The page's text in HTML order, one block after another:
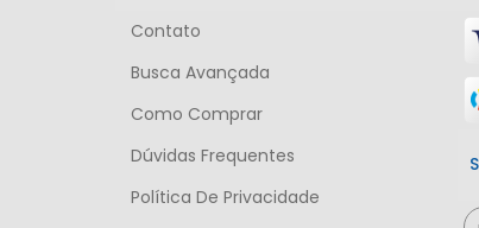
Contato
Busca Avançada
Como Comprar
Dúvidas Frequentes
Política De Privacidade